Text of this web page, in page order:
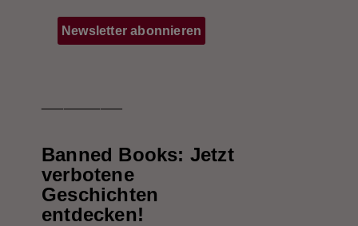
Banned Books: Jetzt
verbotene
Geschichten
entdecken!